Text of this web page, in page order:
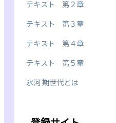
テキスト 第２章
テキスト 第３章
テキスト 第４章
テキスト 第５章
氷河 期世代とは